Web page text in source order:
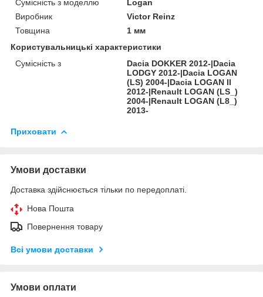
Сумісність з моделлю
Logan
Виробник
Victor Reinz
Товщина
1 мм
Користувальницькі характеристики
Сумісність з
Dacia DOKKER 2012-|Dacia
LODGY 2012-|Dacia LOGAN
(LS) 2004-|Dacia LOGAN II
2012-|Renault LOGAN (LS_)
2004-|Renault LOGAN (L8_)
2013-
Приховати
Умови доставки
Доставка здійснюється тільки по передоплаті.
Нова Пошта
Повернення товару
Всі умови доставки
Умови оплати